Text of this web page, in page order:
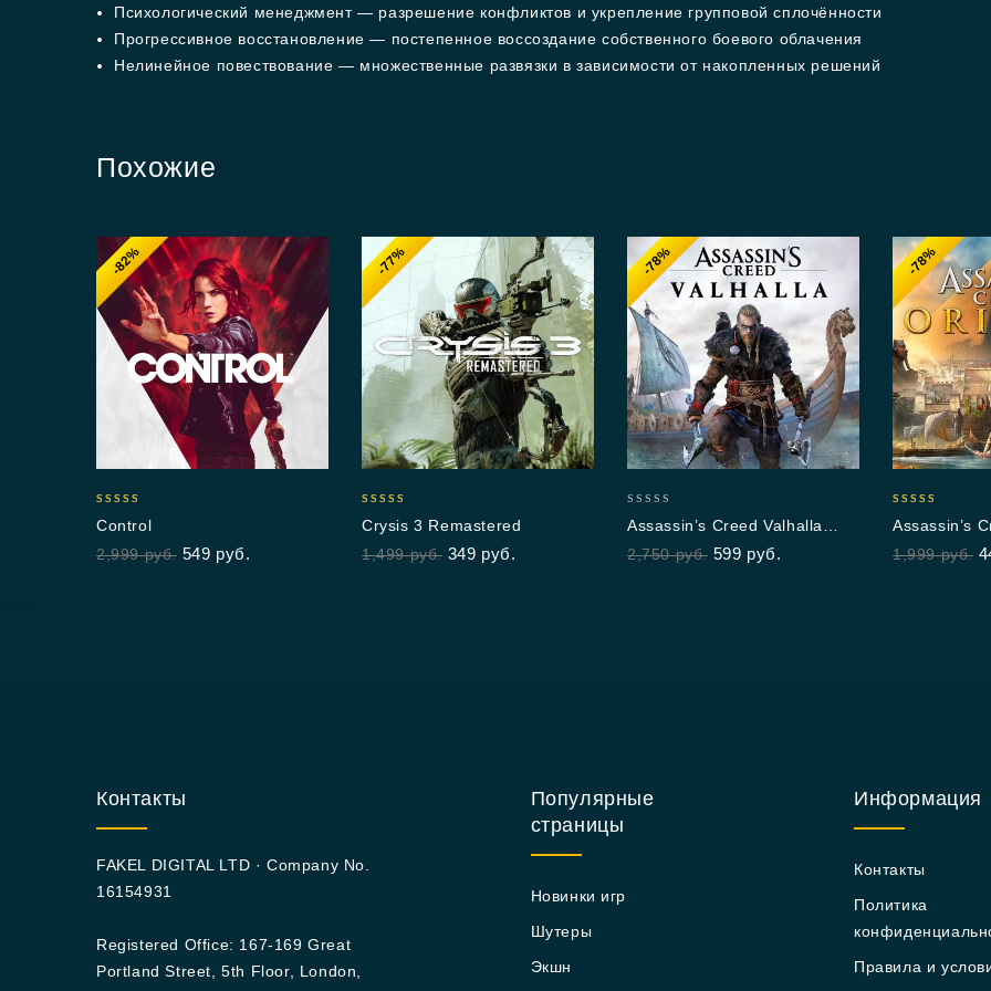
Психологический менеджмент — разрешение конфликтов и укрепление групповой сплочённости
Прогрессивное восстановление — постепенное воссоздание собственного боевого облачения
Нелинейное повествование — множественные развязки в зависимости от накопленных решений
Похожие
-82%
out of 5
Control
2,999руб. 549 руб.
-77%
out of 5
Crysis 3 Remastered
1,499руб. 349 руб.
-78%
out
of
Assassin’s Creed Valhalla
Standard Edition
2,750руб. 599 руб.
-78%
out of 5
Assassin’s
1,999руб.
Контакты
FAKEL DIGITAL LTD · Company No.
16154931
Registered Office: 167-169 Great
Portland Street, 5th Floor, London,
Популярные
страницы
Новинки игр
Шутеры
Экшн
Информация
Контакты
Политика
Правила и